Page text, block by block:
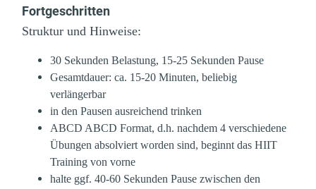
Fortgeschritten
Struktur und Hinweise:
30 Sekunden Belastung, 15-25 Sekunden Pause
Gesamtdauer: ca. 15-20 Minuten, beliebig
verlängerbar
in den Pausen ausreichend trinken
ABCD ABCD Format, d.h. nachdem 4 verschiedene
Übungen absolviert worden sind, beginnt das HIIT
Training von vorne
halte ggf. 40-60 Sekunden Pause zwischen den